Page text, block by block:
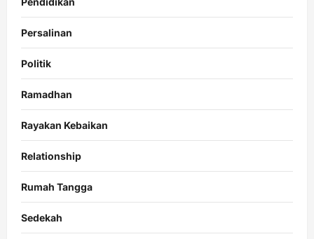
Persalinan
Politik
Ramadhan
Rayakan Kebaikan
Relationship
Rumah Tangga
Sedekah